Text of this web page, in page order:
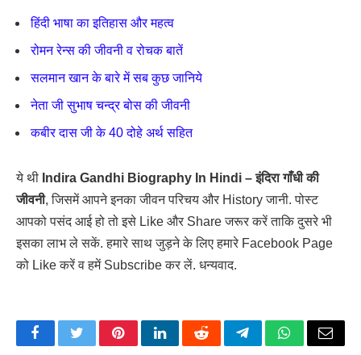
हिंदी भाषा का इतिहास और महत्व
रोमन रेन्स की जीवनी व रोचक बातें
सलमान खान के बारे में सब कुछ जानिये
नेता जी सुभाष चन्द्र बोस की जीवनी
कबीर दास जी के 40 दोहे अर्थ सहित
ये थी Indira Gandhi Biography In Hindi – इंदिरा गाँधी की
जीवनी, जिसमें आपने इनका जीवन परिचय और History जानी. पोस्ट
आपको पसंद आई हो तो इसे Like और Share जरूर करें ताकि दुसरे भी
इसका लाभ ले सकें. हमारे साथ जुड़ने के लिए हमारे Facebook Page
को Like करें व हमें Subscribe कर लें. धन्यवाद.
FacebookTwitterPinterestLinkedInRedditTelegramWhatsApp
Email